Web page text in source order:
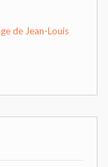
de Jean-Louis